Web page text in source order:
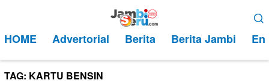
kontenMobile
HOME Advertorial Berita Berita Jambi
TAG: KARTU BENSIN